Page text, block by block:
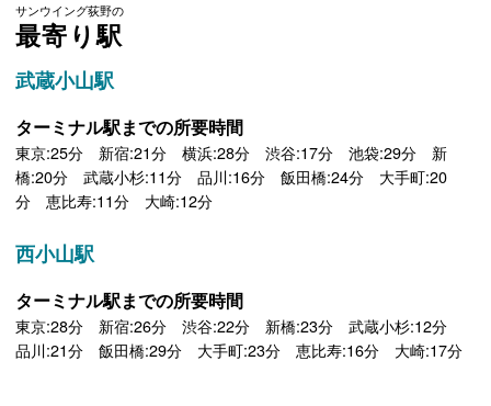
サンウイング荻野の
最寄り駅
武蔵小山駅
ターミナル駅までの所要時間
東京:25分 新宿:21分 横浜:28分 渋谷:17分 池袋:29分 新
橋:20分 武蔵小杉:11分 品川:16分 飯田橋:24分 大手町:20
分 恵比寿:11分 大崎:12分
西小山駅
ターミナル駅までの所要時間
東京:28分 新宿:26分 渋谷:22分 新橋:23分 武蔵小杉:12分
品川:21分 飯田橋:29分 大手町:23分 恵比寿:16分 大崎:17分